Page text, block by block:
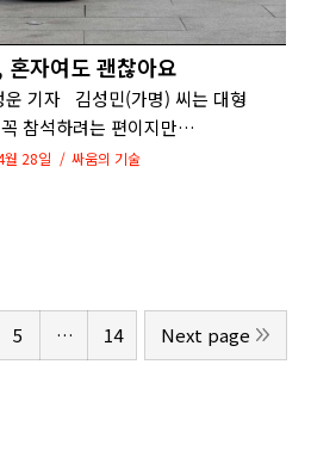
혼자여도 괜찮아요
운 기자 김성민(가명) 씨는 대형
참석하려는 편이지만…
28일 싸움의 기술
5 … 14 Next page